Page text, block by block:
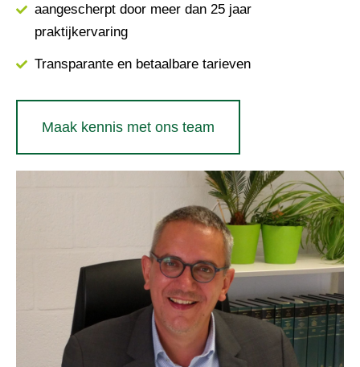
aangescherpt door meer dan 25 jaar
praktijkervaring
Transparante en betaalbare tarieven
Maak kennis met ons team